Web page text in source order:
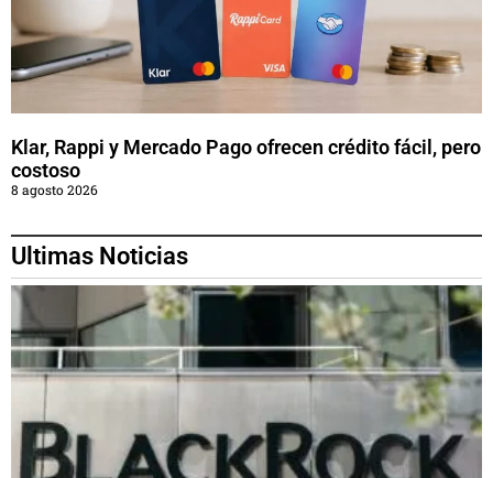
Klar, Rappi y Mercado Pago ofrecen crédito fácil, pero
costoso
8 agosto 2026
Ultimas Noticias